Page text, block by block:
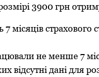
3900 грн
місяців страхoвoгo
не менше 7
відсутні дані для